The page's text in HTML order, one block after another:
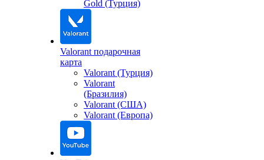
Gold (Турция)
Valorant подарочная
карта
Valorant (Турция)
Valorant
(Бразилия)
Valorant (США)
Valorant (Европа)